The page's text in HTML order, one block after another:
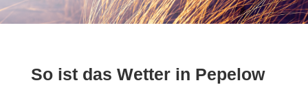
So ist das Wetter in Pepelow